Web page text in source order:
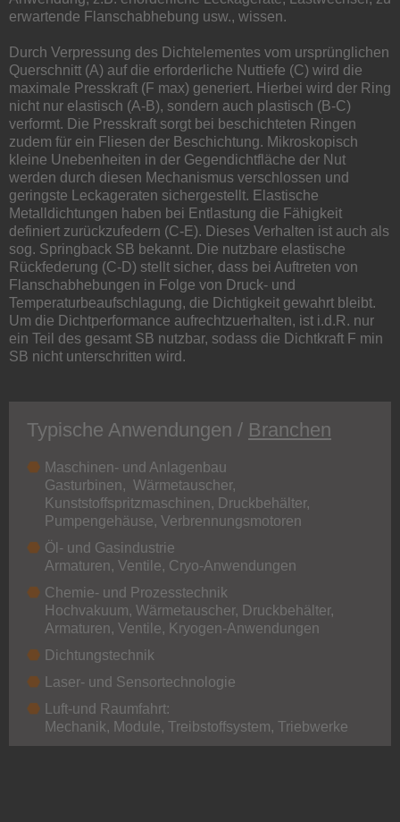
erwartende Flanschabhebung usw., wissen.
Durch Verpressung des Dichtelementes vom ursprünglichen
Querschnitt (A) auf die erforderliche Nuttiefe (C) wird die
maximale Presskraft (F max) generiert. Hierbei wird der Ring
nicht nur elastisch (A-B), sondern auch plastisch (B-C)
verformt. Die Presskraft sorgt bei beschichteten Ringen
zudem für ein Fliesen der Beschichtung. Mikroskopisch
kleine Unebenheiten in der Gegendichtfläche der Nut
werden durch diesen Mechanismus verschlossen und
geringste Leckageraten sichergestellt. Elastische
Metalldichtungen haben bei Entlastung die Fähigkeit
definiert zurückzufedern (C-E). Dieses Verhalten ist auch als
sog. Springback SB bekannt. Die nutzbare elastische
Rückfederung (C-D) stellt sicher, dass bei Auftreten von
Flanschabhebungen in Folge von Druck- und
Temperaturbeaufschlagung, die Dichtigkeit gewahrt bleibt.
Um die Dichtperformance aufrechtzuerhalten, ist i.d.R. nur
ein Teil des gesamt SB nutzbar, sodass die Dichtkraft F min
SB nicht unterschritten wird.
Typische Anwendungen / Branchen
Maschinen- und Anlagenbau
Gasturbinen, Wärmetauscher,
Kunststoffspritzmaschinen, Druckbehälter,
Pumpengehäuse, Verbrennungsmotoren
Öl- und Gasindustrie
Armaturen, Ventile, Cryo-Anwendungen
Chemie- und Prozesstechnik
Hochvakuum, Wärmetauscher, Druckbehälter,
Armaturen, Ventile, Kryogen-Anwendungen
Dichtungstechnik
Laser- und Sensortechnologie
Luft-und Raumfahrt:
Mechanik, Module, Treibstoffsystem, Triebwerke